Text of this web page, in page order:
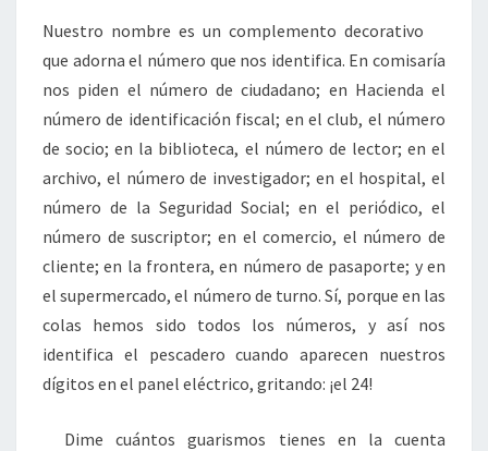
Nuestro nombre es un complemento decorativo
que adorna el número que nos identifica. En comisaría
nos piden el número de ciudadano; en Hacienda el
número de identificación fiscal; en el club, el número
de socio; en la biblioteca, el número de lector; en el
archivo, el número de investigador; en el hospital, el
número de la Seguridad Social; en el periódico, el
número de suscriptor; en el comercio, el número de
cliente; en la frontera, en número de pasaporte; y en
el supermercado, el número de turno. Sí, porque en las
colas hemos sido todos los números, y así nos
identifica el pescadero cuando aparecen nuestros
dígitos en el panel eléctrico, gritando: ¡el 24!
Dime cuántos guarismos tienes en la cuenta